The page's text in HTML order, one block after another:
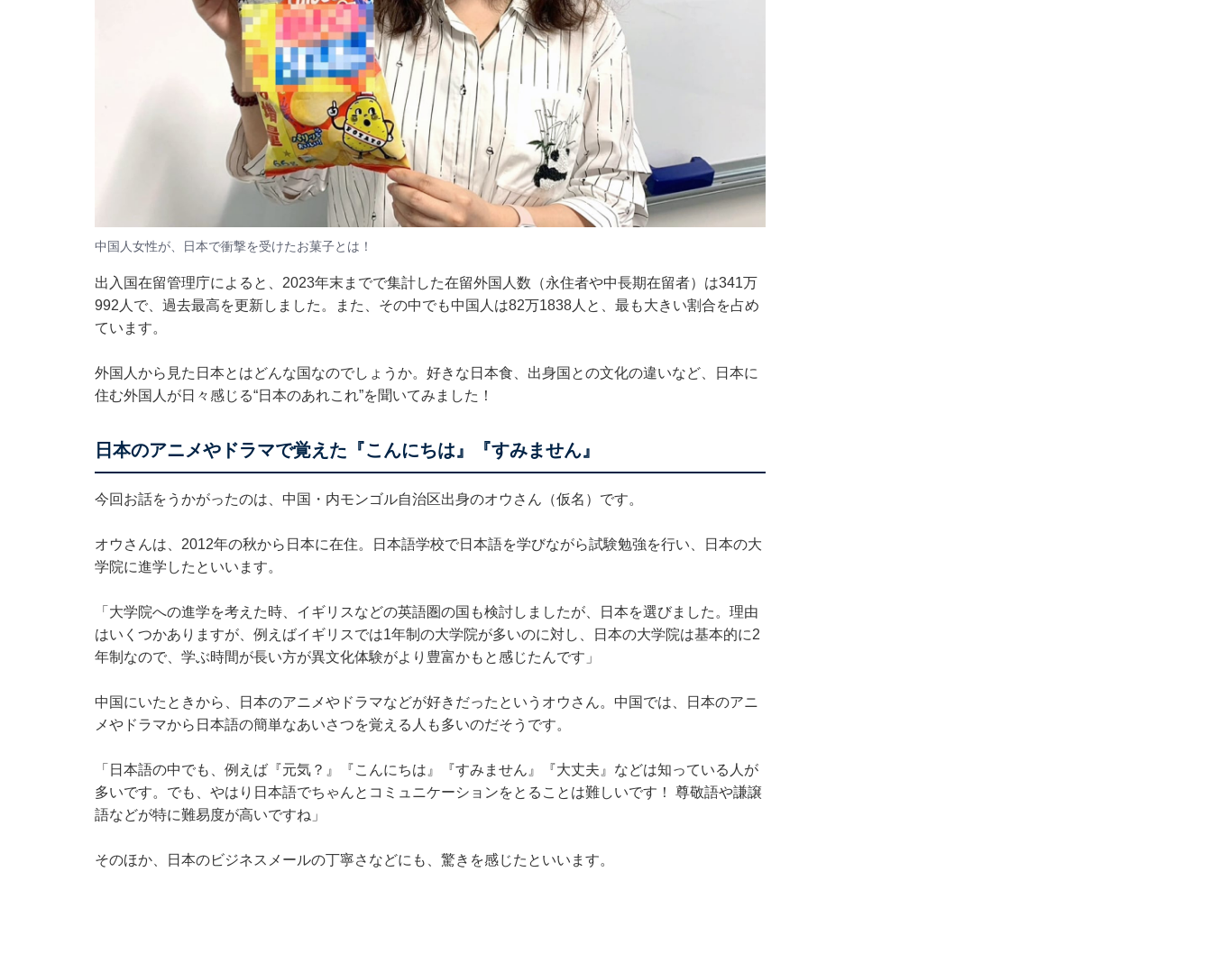
中国人女性が、日本で衝撃を受けたお菓子とは！
出入国在留管理庁によると、2023年末までで集計した在留外国人数（永住者や中長期在留者）は341万
992人で、過去最高を更新しました。また、その中でも中国人は82万1838人と、最も大きい割合を占め
ています。
外国人から見た日本とはどんな国なのでしょうか。好きな日本食、出身国との文化の違いなど、日本に
住む外国人が日々感じる“日本のあれこれ”を聞いてみました！
日本のアニメやドラマで覚えた『こんにちは』『すみません』
今回お話をうかがったのは、中国・内モンゴル自治区出身のオウさん（仮名）です。
オウさんは、2012年の秋から日本に在住。日本語学校で日本語を学びながら試験勉強を行い、日本の大
学院に進学したといいます。
「大学院への進学を考えた時、イギリスなどの英語圏の国も検討しましたが、日本を選びました。理由
はいくつかありますが、例えばイギリスでは1年制の大学院が多いのに対し、日本の大学院は基本的に2
年制なので、学ぶ時間が長い方が異文化体験がより豊富かもと感じたんです」
中国にいたときから、日本のアニメやドラマなどが好きだったというオウさん。中国では、日本のアニ
メやドラマから日本語の簡単なあいさつを覚える人も多いのだそうです。
「日本語の中でも、例えば『元気？』『こんにちは』『すみません』『大丈夫』などは知っている人が
多いです。でも、やはり日本語でちゃんとコミュニケーションをとることは難しいです！ 尊敬語や謙譲
語などが特に難易度が高いですね」
そのほか、日本のビジネスメールの丁寧さなどにも、驚きを感じたといいます。